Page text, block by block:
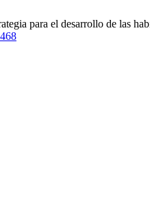
para el desarrollo de las